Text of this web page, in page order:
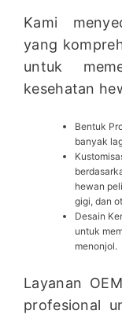
Kami
yang
untuk
kesehatan
Bentuk
banyak
hewan
gigi, dan
Desain
untuk
menonjol.
Layanan
profesional